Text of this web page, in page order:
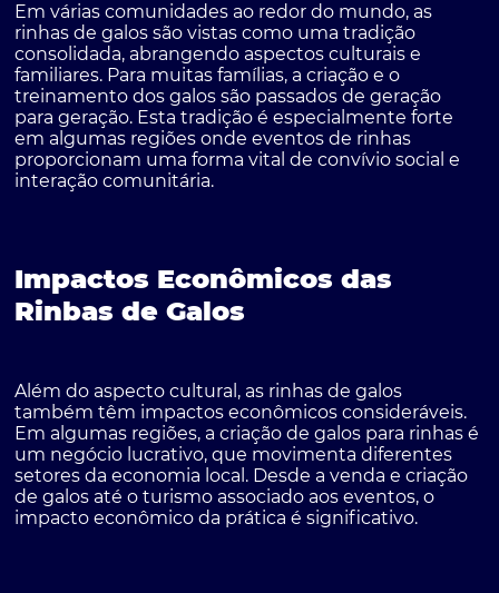
Em várias comunidades ao redor do mundo, as
rinhas de galos são vistas como uma tradição
consolidada, abrangendo aspectos culturais e
familiares. Para muitas famílias, a criação e o
treinamento dos galos são passados de geração
para geração. Esta tradição é especialmente forte
em algumas regiões onde eventos de rinhas
proporcionam uma forma vital de convívio social e
interação comunitária.
Impactos Econômicos das
Rinbas de Galos
Além do aspecto cultural, as rinhas de galos
também têm impactos econômicos consideráveis.
Em algumas regiões, a criação de galos para rinhas é
um negócio lucrativo, que movimenta diferentes
setores da economia local. Desde a venda e criação
de galos até o turismo associado aos eventos, o
impacto econômico da prática é significativo.